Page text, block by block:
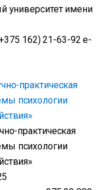
университет имени
162) 21-63-92 e-
практическая
психологии
практическая
психологии